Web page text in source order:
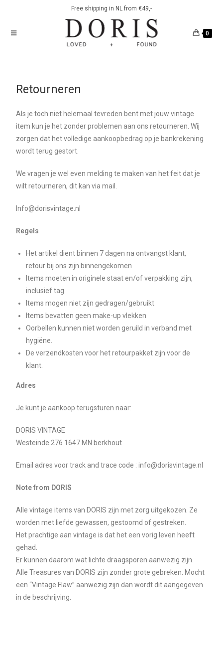
Free shipping in NL from €49,-
0
Retourneren
Als je toch niet helemaal tevreden bent met jouw vintage
item kun je het zonder problemen aan ons retourneren. Wij
zorgen dat het volledige aankoopbedrag op je bankrekening
wordt terug gestort.
We vragen je wel even melding te maken van het feit dat je
wilt retourneren, dit kan via mail.
Info@dorisvintage.nl
Regels
Het artikel dient binnen 7 dagen na ontvangst klant,
retour bij ons zijn binnengekomen
Items moeten in originele staat en/of verpakking zijn,
inclusief tag
Items mogen niet zijn gedragen/gebruikt
Items bevatten geen make-up vlekken
Oorbellen kunnen niet worden geruild in verband met
hygiëne.
De verzendkosten voor het retourpakket zijn voor de
klant.
Adres
Je kunt je aankoop terugsturen naar:
DORIS VINTAGE
Westeinde 276 1647 MN berkhout
Email adres voor track and trace code : info@dorisvintage.nl
Note from DORIS
Alle vintage items van DORIS zijn met zorg uitgekozen. Ze
worden met liefde gewassen, gestoomd of gestreken.
Het prachtige aan vintage is dat het een vorig leven heeft
gehad.
Er kunnen daarom wat lichte draagsporen aanwezig zijn.
Alle Treasures van DORIS zijn zonder grote gebreken. Mocht
een “Vintage Flaw” aanwezig zijn dan wordt dit aangegeven
in de beschrijving.